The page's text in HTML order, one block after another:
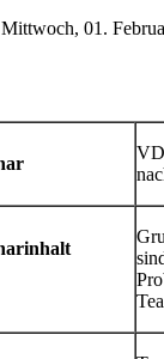
Mittwoch, 01.